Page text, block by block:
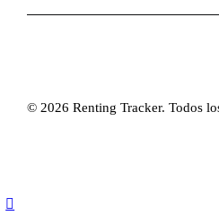
© 2026 Renting Tracker. Todos